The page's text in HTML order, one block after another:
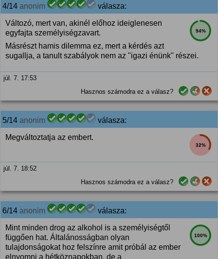
4/14 anonim válasza:
94%
Változó, mert van, akinél előhoz ideiglenesen
egyfajta személyiségzavart.
Másrészt hamis dilemma ez, mert a kérdés azt
sugallja, a tanult szabályok nem az "igazi énünk" részei.
júl. 7. 17:53
Hasznos számodra ez a válasz?
5/14 anonim válasza:
32%
Megváltoztatja az embert.
júl. 7. 18:52
Hasznos számodra ez a válasz?
6/14 anonim válasza:
100%
Mint minden drog az alkohol is a személyiségtől
függően hat. Általánosságban olyan
tulajdonságokat hoz felszínre amit próbál az ember
elnyomni a hétköznapokban, de a